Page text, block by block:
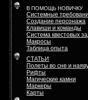
В ПОМОЩЬ НОВИЧКУ
Системные
Создание персонажа
Клавиши и команды
Система квестовых
Макросы
Таблица опыта
СТАТЬИ
Полеты во сне и
Рифты
Магические камни
Маркеры
Карты